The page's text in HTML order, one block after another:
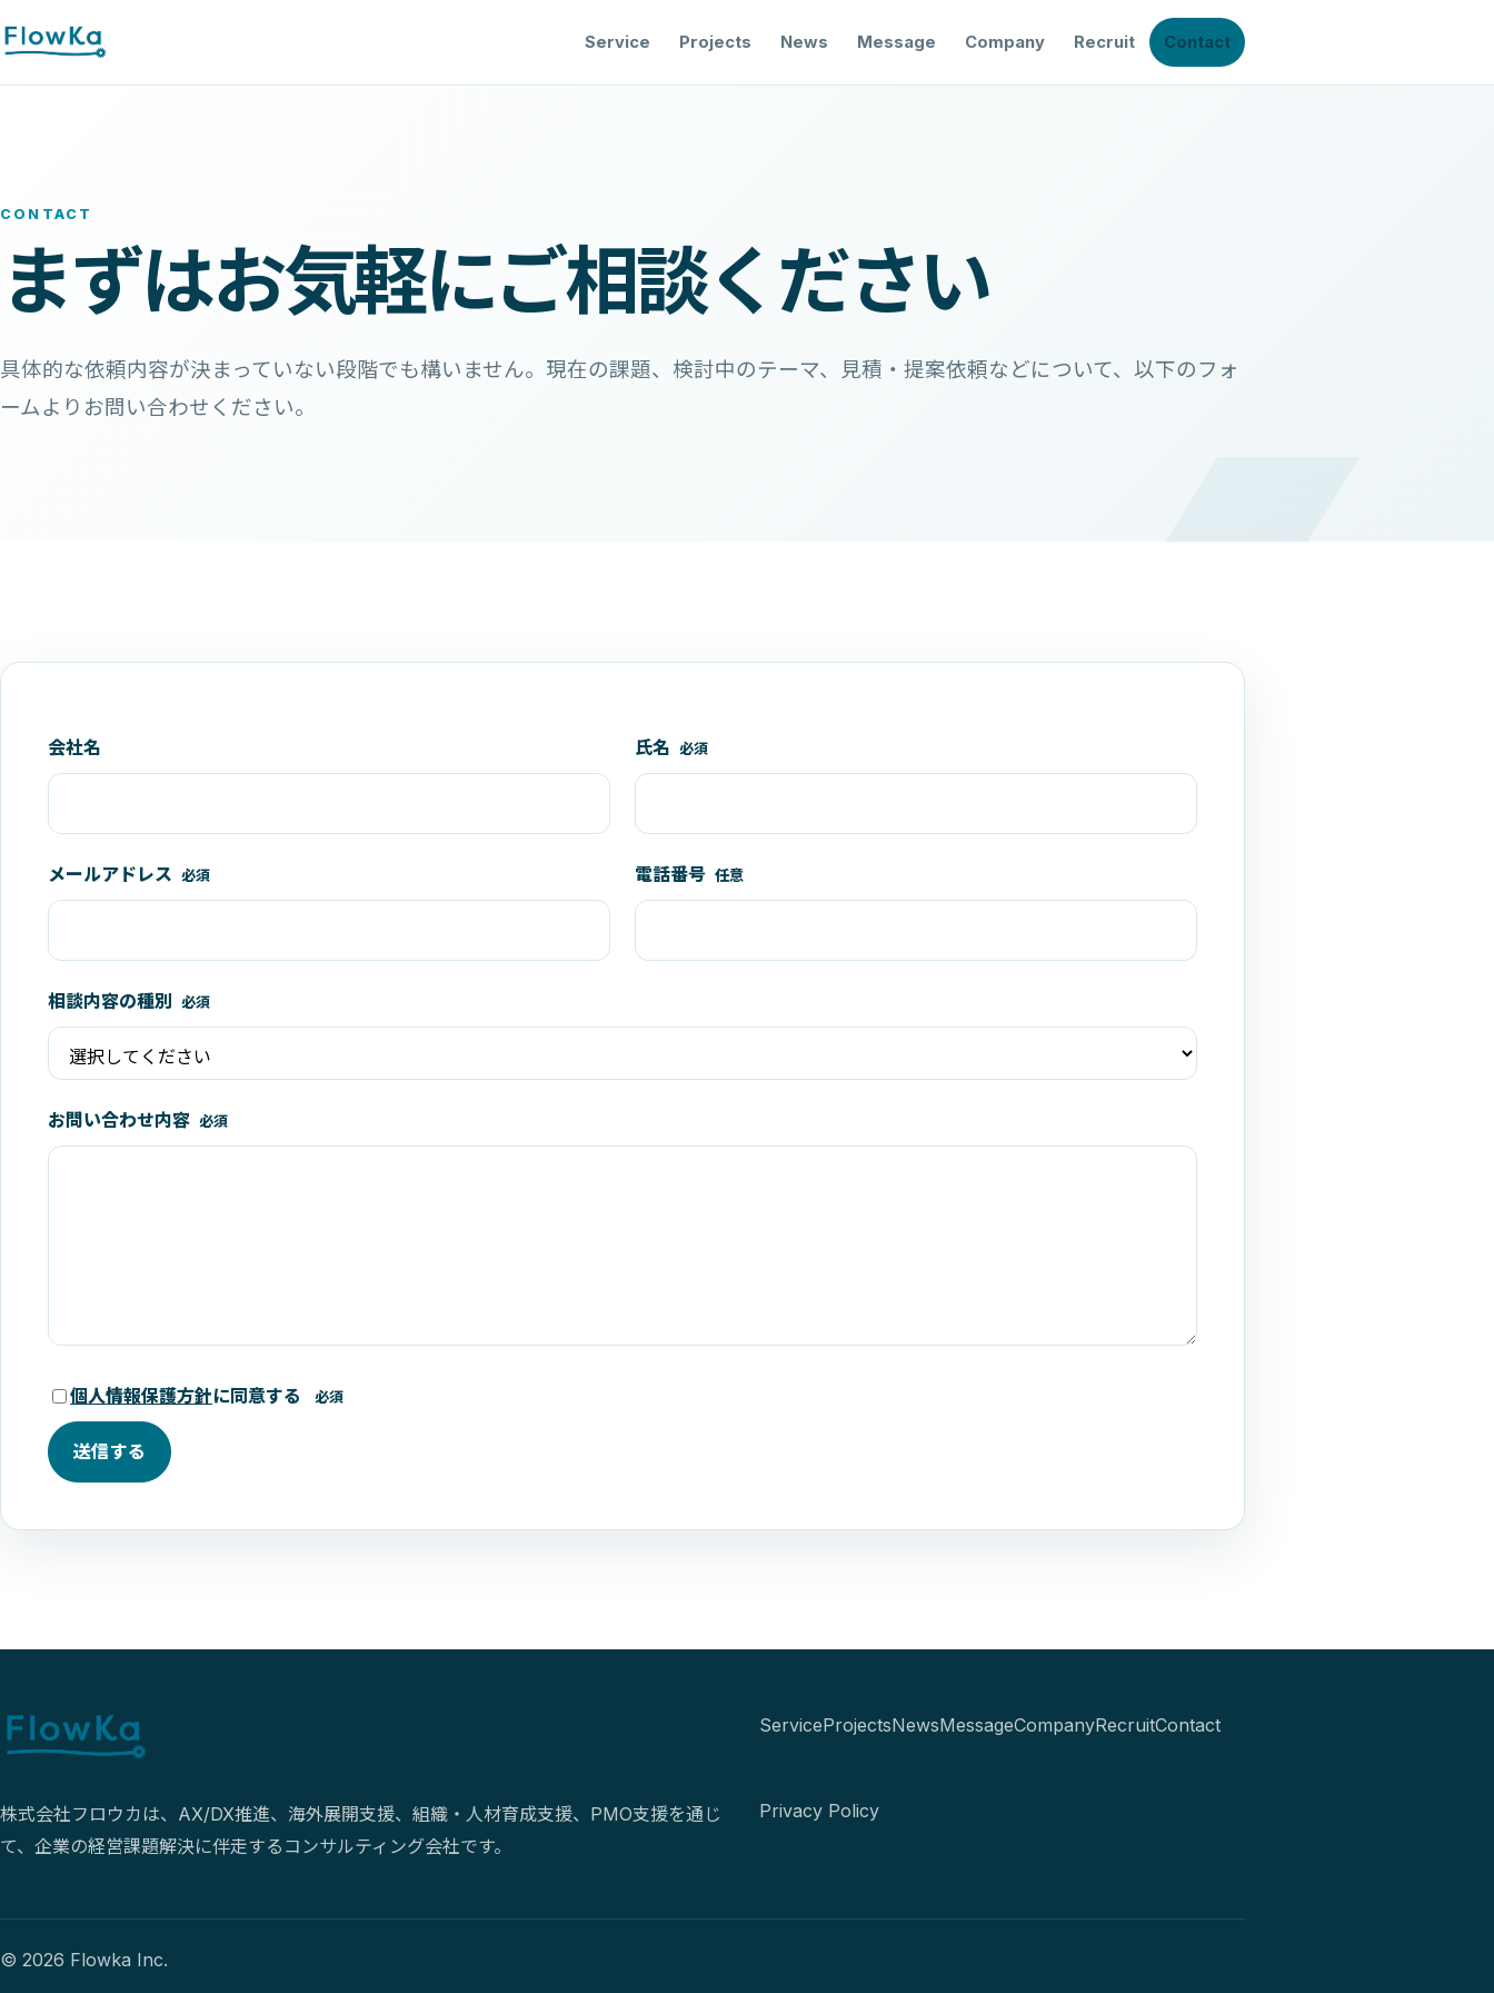
Service Projects News Message Company Recruit Contact
CONTACT
まずはお気軽にご相談ください
具体的な依頼内容が決まっていない段階でも構いません。現在の課題、検討中のテーマ、見積・提案依頼などについて、以下のフォ
ームよりお問い合わせください。
この項目は入力しないでください
会社名 氏名 必須
メールアドレス 必須 電話番号 任意
相談内容の種別 必須
お問い合わせ内容 必須
個人情報保護方針に同意する 必須
送信する
株式会社フロウカは、AX/DX推進、海外展開支援、組織・人材育成支援、PMO支援を通じ
て、企業の経営課題解決に伴走するコンサルティング会社です。
ServiceProjectsNewsMessageCompanyRecruitContact
Privacy Policy
© 2026 Flowka Inc.